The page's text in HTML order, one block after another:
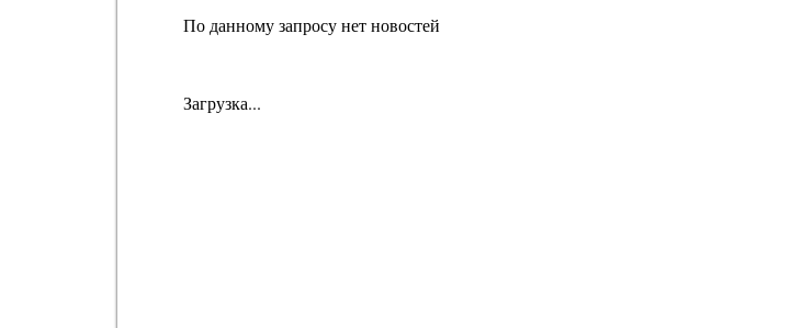
По данному запросу нет новостей
Загрузка...